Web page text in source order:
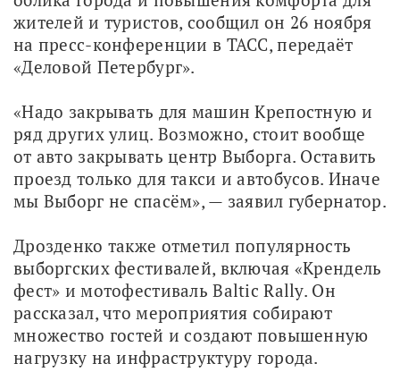
жителей и туристов, сообщил он 26 ноября
на пресс-конференции в ТАСС, передаёт
«Деловой Петербург».
«Надо закрывать для машин Крепостную и
ряд других улиц. Возможно, стоит вообще
от авто закрывать центр Выборга. Оставить
проезд только для такси и автобусов. Иначе
мы Выборг не спасём», — заявил губернатор.
Дрозденко также отметил популярность
выборгских фестивалей, включая «Крендель
фест» и мотофестиваль Baltic Rally. Он
рассказал, что мероприятия собирают
множество гостей и создают повышенную
нагрузку на инфраструктуру города.